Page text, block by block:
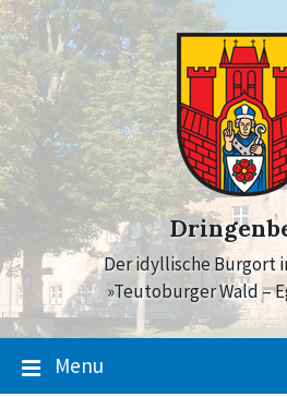
Skip
to
content
Skip
to
main
navigation
Skip
to
footer
Der idyllische Burgort
»Teutoburger Wald –
Menu